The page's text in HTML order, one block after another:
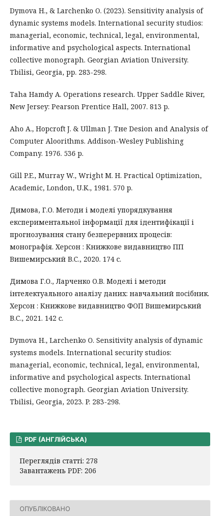
Dymova H., & Larchenko O. (2023). Sensitivity analysis of
dynamic systems models. International security studios:
managerial, economic, technical, legal, environmental,
informative and psychological aspects. International
collective monograph. Georgian Aviation University.
Tbilisi, Georgia, pp. 283-298.
Taha Hamdy A. Operations research. Upper Saddle River,
New Jersey: Pearson Prentice Hall, 2007. 813 p.
Aho A., Hopcroft J. & Ullman J. Тне Desion and Analysis of
Computer Aloorithms. Addison-Wesley Publishing
Company. 1976. 536 p.
Gill P.E., Murray W., Wright M. H. Practical Optimization,
Academic, London, U.K., 1981. 570 р.
Димова, Г.О. Методи і моделі упорядкування
експериментальної інформації для ідентифікації і
прогнозування стану безперервних процесів:
монографія. Херсон : Книжкове видавництво ПП
Вишемирський В.С., 2020. 174 с.
Димова Г.О., Ларченко О.В. Моделі і методи
інтелектуального аналізу даних: навчальний посібник.
Херсон : Книжкове видавництво ФОП Вишемирський
В.С., 2021. 142 с.
Dymova H., Larchenko O. Sensitivity analysis of dynamic
systems models. International security studios:
managerial, economic, technical, legal, environmental,
informative and psychological aspects. International
collective monograph. Georgian Aviation University.
Tbilisi, Georgia, 2023. P. 283-298.
PDF (АНГЛІЙСЬКА)
Переглядів статті: 278
Завантажень PDF: 206
ОПУБЛІКОВАНО